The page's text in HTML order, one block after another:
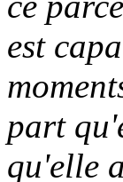
est
part
qu'elle